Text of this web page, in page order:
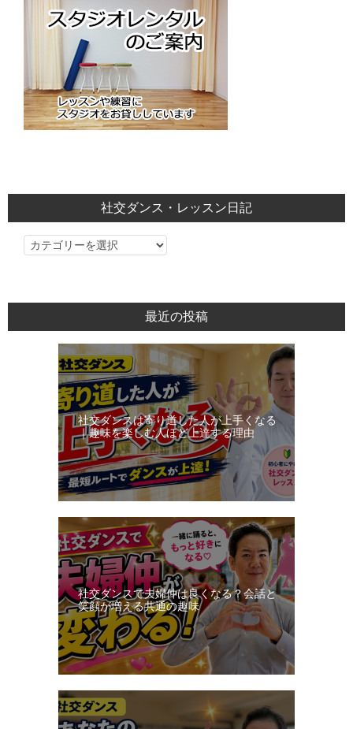
社交ダンス・レッスン日記
社
ン
最近の投稿
社交ダンスは寄り道した人が上手くなる
｜趣味を楽しむ人ほど上達する理由
社交ダンスで夫婦仲は良くなる？会話と
笑顔が増える共通の趣味